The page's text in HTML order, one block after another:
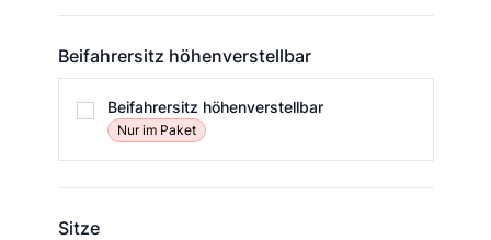
Beifahrersitz höhenverstellbar
Beifahrersitz höhenverstellbar
Nur im Paket
Sitze